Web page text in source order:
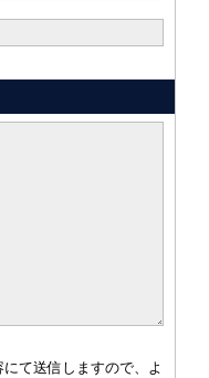
て送信しますので、よ